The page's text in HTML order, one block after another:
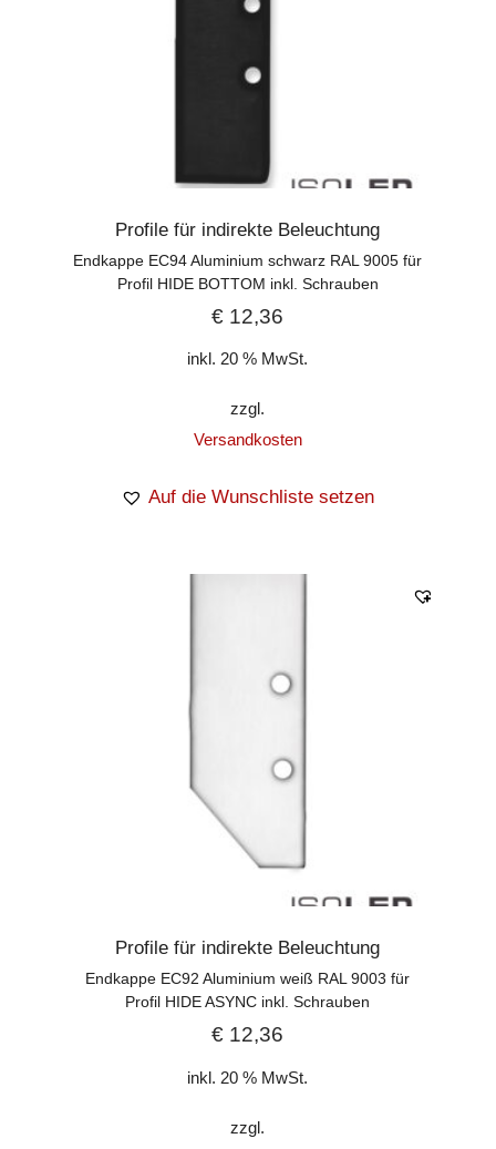
Profile für indirekte Beleuchtung
Endkappe EC94 Aluminium schwarz RAL 9005 für
Profil HIDE BOTTOM inkl. Schrauben
€ 12,36
inkl. 20 % MwSt.
zzgl.
Versandkosten
Auf die Wunschliste setzen
Profile für indirekte Beleuchtung
Endkappe EC92 Aluminium weiß RAL 9003 für
Profil HIDE ASYNC inkl. Schrauben
€ 12,36
inkl. 20 % MwSt.
zzgl.